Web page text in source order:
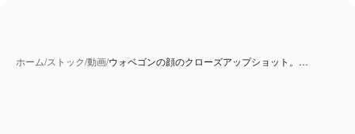
ホーム/ストック/動画/ウォベゴンの顔のクローズアップショット。…